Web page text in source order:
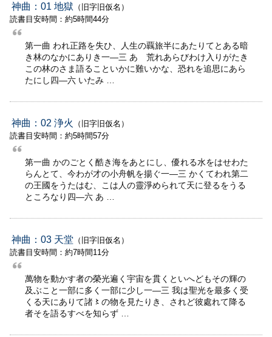
神曲：01 地獄 （旧字旧仮名）
読書目安時間：約5時間44分
第一曲 われ正路を失ひ、人生の覊旅半にあたりてとある暗
き林のなかにありき一—三 あゝ荒れあらびわけ入りがたき
この林のさま語ることいかに難いかな、恐れを追思にあら
たにし四—六 いたみ …
神曲：02 浄火
（旧字旧仮名）
読書目安時間：約5時間57分
第一曲 かのごとく酷き海をあとにし、優れる水をはせわた
らんとて、今わが才の小舟帆を揚ぐ一—三 かくてわれ第二
の王國をうたはむ、こは人の靈淨められて天に登るをうる
ところなり四—六 あ …
神曲：03 天堂 （旧字旧仮名）
読書目安時間：約7時間11分
萬物を動かす者の榮光遍く宇宙を貫くといへどもその輝の
及ぶこと一部に多く一部に少し一—三 我は聖光を最多く受
くる天にありて諸〻の物を見たりき、されど彼處れて降る
者そを語るすべを知らず …